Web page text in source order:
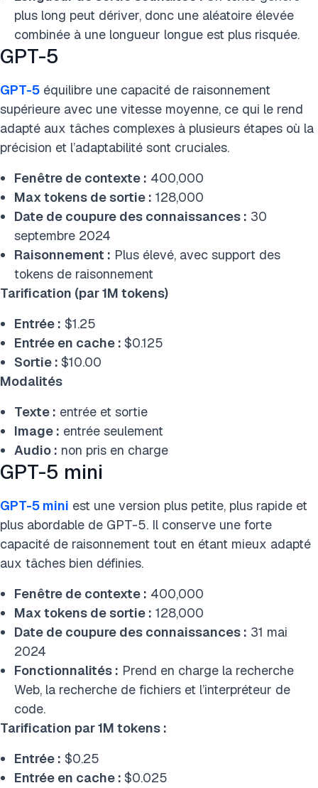
plus long peut dériver, donc une aléatoire élevée
combinée à une longueur longue est plus risquée.
GPT-5
GPT-5 équilibre une capacité de raisonnement
supérieure avec une vitesse moyenne, ce qui le rend
adapté aux tâches complexes à plusieurs étapes où la
précision et l’adaptabilité sont cruciales.
Fenêtre de contexte : 400,000
Max tokens de sortie : 128,000
Date de coupure des connaissances : 30
septembre 2024
Raisonnement : Plus élevé, avec support des
tokens de raisonnement
Tarification (par 1M tokens)
Entrée : $1.25
Entrée en cache : $0.125
Sortie : $10.00
Modalités
Texte : entrée et sortie
Image : entrée seulement
Audio : non pris en charge
GPT-5 mini
GPT-5 mini est une version plus petite, plus rapide et
plus abordable de GPT-5. Il conserve une forte
capacité de raisonnement tout en étant mieux adapté
aux tâches bien définies.
Fenêtre de contexte : 400,000
Max tokens de sortie : 128,000
Date de coupure des connaissances : 31 mai
2024
Fonctionnalités : Prend en charge la recherche
Web, la recherche de fichiers et l’interpréteur de
code.
Tarification par 1M tokens :
Entrée : $0.25
Entrée en cache : $0.025